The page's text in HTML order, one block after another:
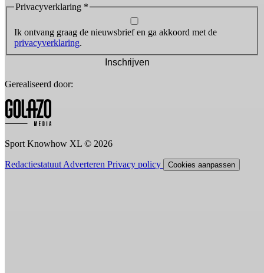
Privacyverklaring *
Ik ontvang graag de nieuwsbrief en ga akkoord met de
privacyverklaring.
Inschrijven
Gerealiseerd door:
Sport Knowhow XL © 2026
Redactiestatuut Adverteren Privacy policy Cookies aanpassen